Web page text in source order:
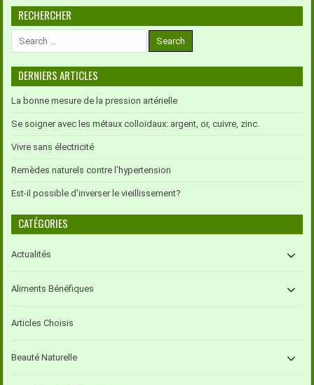
RECHERCHER
DERNIERS ARTICLES
La bonne mesure de la pression artérielle
Se soigner avec les métaux colloïdaux: argent, or, cuivre, zinc.
Vivre sans électricité
Remèdes naturels contre l’hypertension
Est-il possible d’inverser le vieillissement?
CATÉGORIES
Actualités
Aliments Bénéfiques
Articles Choisis
Beauté Naturelle